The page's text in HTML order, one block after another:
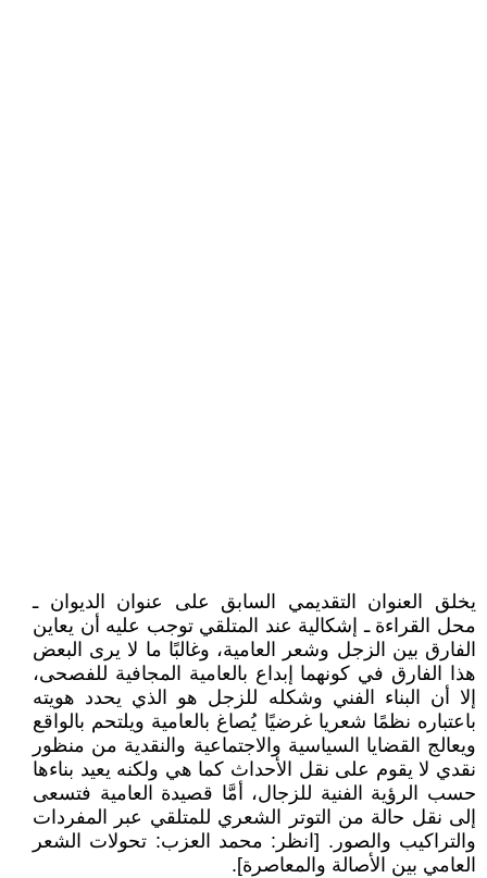
يخلق العنوان التقديمي السابق على عنوان الديوان ـ
محل القراءة ـ إشكالية عند المتلقي توجب عليه أن يعاين
الفارق بين الزجل وشعر العامية، وغالبًا ما لا يرى البعض
هذا الفارق في كونهما إبداع بالعامية المجافية للفصحى،
إلا أن البناء الفني وشكله للزجل هو الذي يحدد هويته
باعتباره نظمًا شعريا غرضيًا يُصاغ بالعامية ويلتحم بالواقع
ويعالج القضايا السياسية والاجتماعية والنقدية من منظور
نقدي لا يقوم على نقل الأحداث كما هي ولكنه يعيد بناءها
حسب الرؤية الفنية للزجال، أمَّا قصيدة العامية فتسعى
إلى نقل حالة من التوتر الشعري للمتلقي عبر المفردات
والتراكيب والصور. [انظر: محمد العزب: تحولات الشعر
العامي بين الأصالة والمعاصرة].